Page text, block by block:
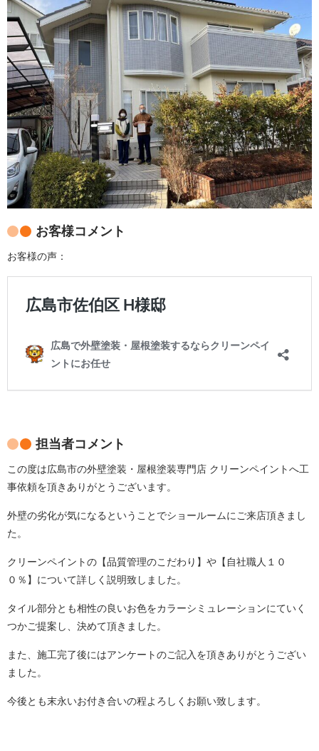
お客様コメント
お客様の声：
担当者コメント
この度は広島市の外壁塗装・屋根塗装専門店 クリーンペイントへ工
事依頼を頂きありがとうございます。
外壁の劣化が気になるということでショールームにご来店頂きまし
た。
クリーンペイントの【品質管理のこだわり】や【自社職人１０
０％】について詳しく説明致しました。
タイル部分とも相性の良いお色をカラーシミュレーションにていく
つかご提案し、決めて頂きました。
また、施工完了後にはアンケートのご記入を頂きありがとうござい
ました。
今後とも末永いお付き合いの程よろしくお願い致します。